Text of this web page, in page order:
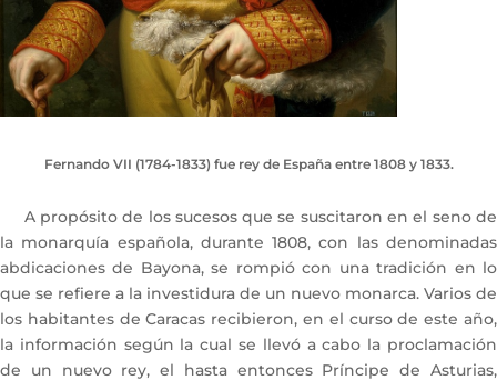
Fernando VII (1784-1833) fue rey de España entre 1808 y 1833.
A propósito de los sucesos que se suscitaron en el seno de
la monarquía española, durante 1808, con las denominadas
abdicaciones de Bayona, se rompió con una tradición en lo
que se refiere a la investidura de un nuevo monarca. Varios de
los habitantes de Caracas recibieron, en el curso de este año,
la información según la cual se llevó a cabo la proclamación
de un nuevo rey, el hasta entonces Príncipe de Asturias,